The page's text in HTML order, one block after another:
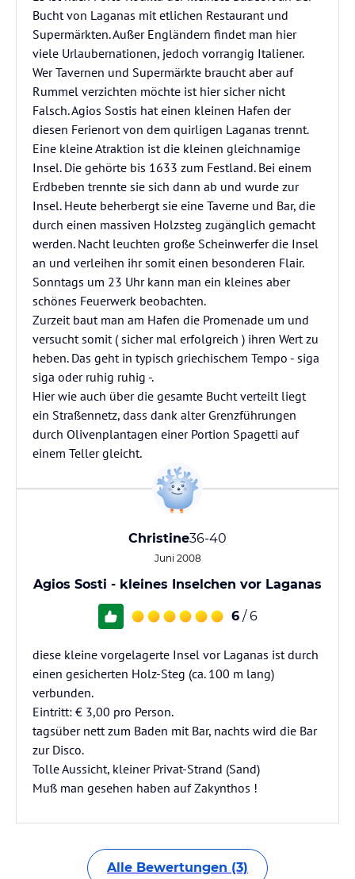
Bucht von Laganas mit etlichen Restaurant und
Supermärkten. Außer Engländern findet man hier
viele Urlaubernationen, jedoch vorrangig Italiener.
Wer Tavernen und Supermärkte braucht aber auf
Rummel verzichten möchte ist hier sicher nicht
Falsch. Agios Sostis hat einen kleinen Hafen der
diesen Ferienort von dem quirligen Laganas trennt.
Eine kleine Atraktion ist die kleinen gleichnamige
Insel. Die gehörte bis 1633 zum Festland. Bei einem
Erdbeben trennte sie sich dann ab und wurde zur
Insel. Heute beherbergt sie eine Taverne und Bar, die
durch einen massiven Holzsteg zugänglich gemacht
werden. Nacht leuchten große Scheinwerfer die Insel
an und verleihen ihr somit einen besonderen Flair.
Sonntags um 23 Uhr kann man ein kleines aber
schönes Feuerwerk beobachten.
Zurzeit baut man am Hafen die Promenade um und
versucht somit ( sicher mal erfolgreich ) ihren Wert zu
heben. Das geht in typisch griechischem Tempo - siga
siga oder ruhig ruhig -.
Hier wie auch über die gesamte Bucht verteilt liegt
ein Straßennetz, dass dank alter Grenzführungen
durch Olivenplantagen einer Portion Spagetti auf
einem Teller gleicht.
Christine36-40
Juni 2008
Agios Sosti - kleines Inselchen vor Laganas
6 / 6
diese kleine vorgelagerte Insel vor Laganas ist durch
einen gesicherten Holz-Steg (ca. 100 m lang)
verbunden.
Eintritt: € 3,00 pro Person.
tagsüber nett zum Baden mit Bar, nachts wird die Bar
zur Disco.
Tolle Aussicht, kleiner Privat-Strand (Sand)
Muß man gesehen haben auf Zakynthos !
Alle Bewertungen (3)